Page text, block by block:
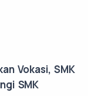
Vokasi, SMK
SMK